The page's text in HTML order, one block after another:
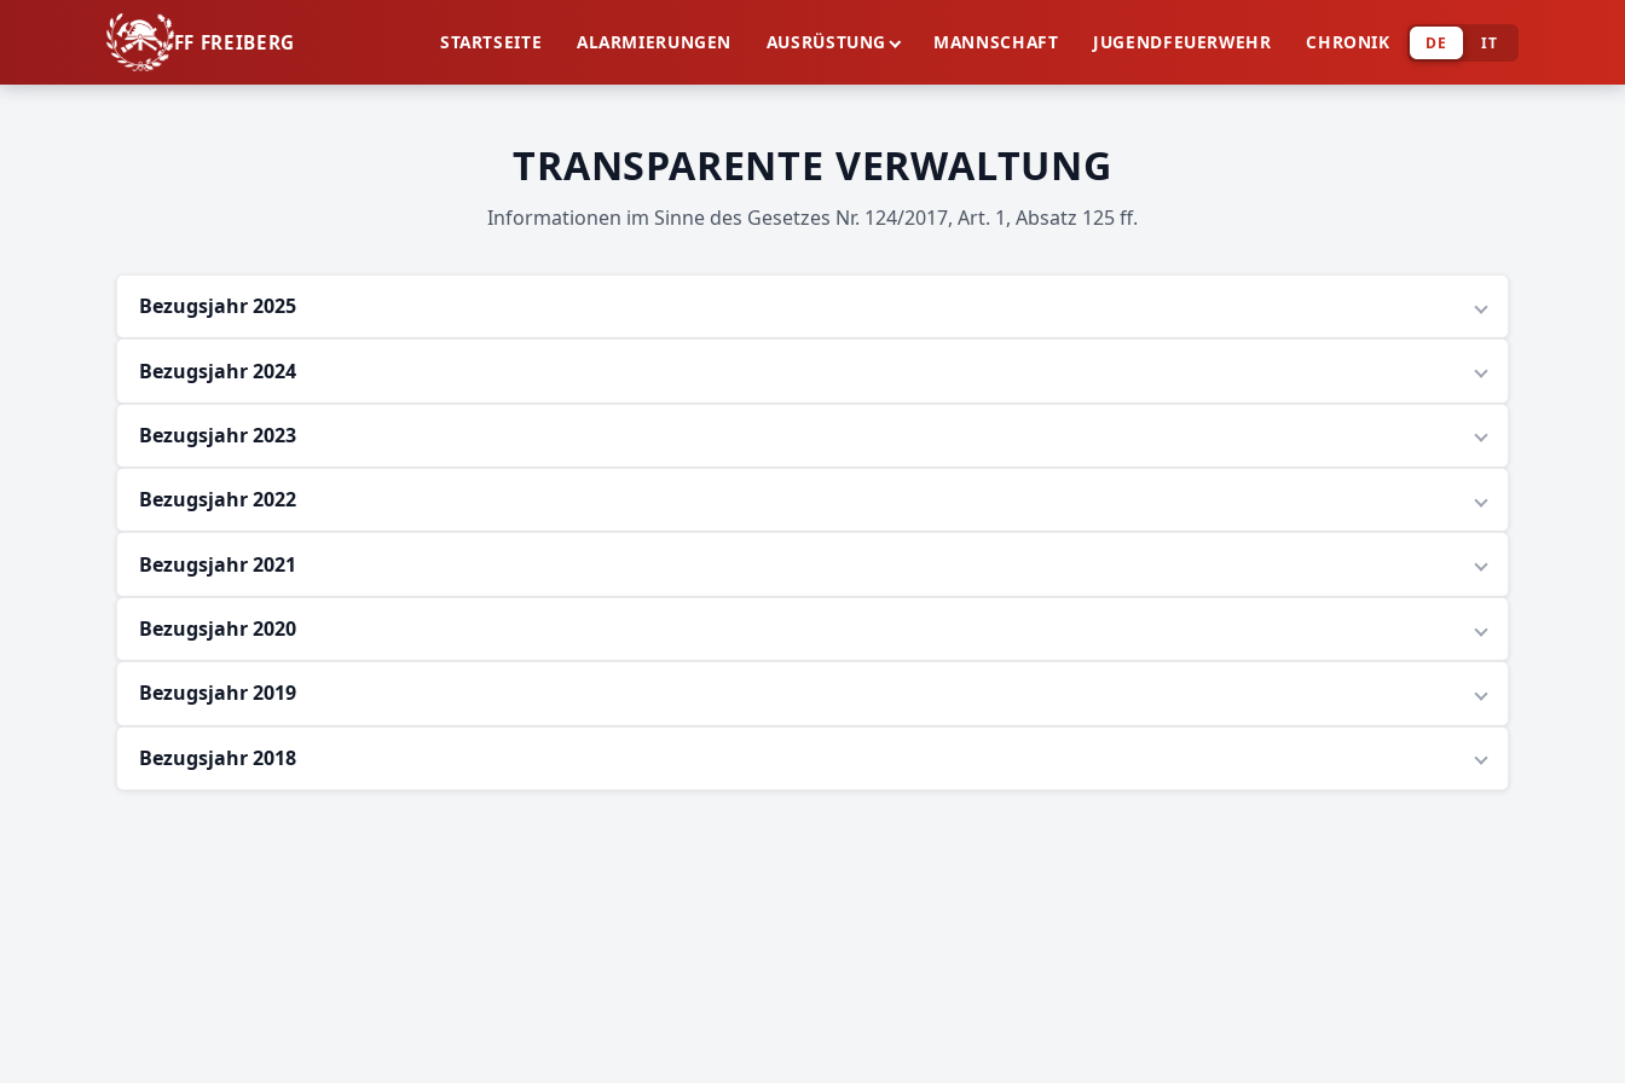
FF FREIBERG STARTSEITE ALARMIERUNGEN AUSRÜSTUNG MANNSCHAFT JUGENDFEUERWEHR CHRONIK DE IT
TRANSPARENTE VERWALTUNG
Informationen im Sinne des Gesetzes Nr. 124/2017, Art. 1, Absatz 125 ff.
Bezugsjahr 2025
Bezugsjahr 2024
Bezugsjahr 2023
Bezugsjahr 2022
Bezugsjahr 2021
Bezugsjahr 2020
Bezugsjahr 2019
Bezugsjahr 2018